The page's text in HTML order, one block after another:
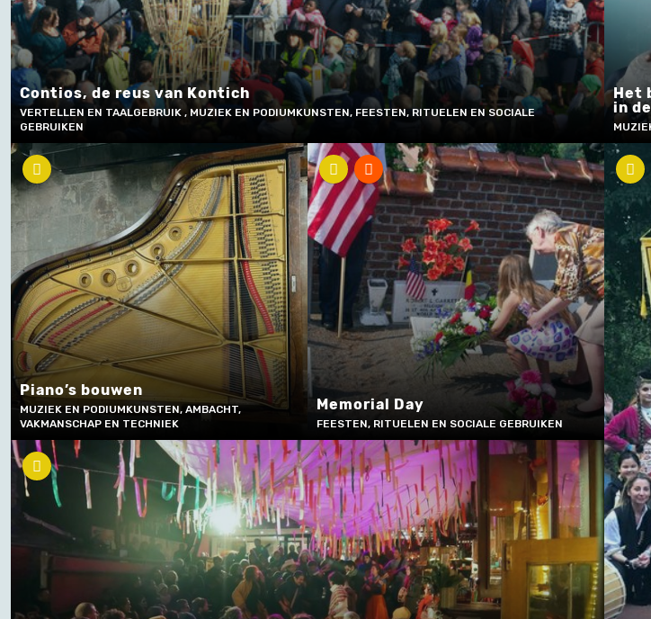
Contios, de reus van Kontich
VERTELLEN EN TAALGEBRUIK , MUZIEK EN PODIUMKUNSTEN, FEESTEN, RITUELEN EN SOCIALE
GEBRUIKEN
Het
in
Piano’s bouwen
MUZIEK EN PODIUMKUNSTEN, AMBACHT,
VAKMANSCHAP EN TECHNIEK
Memorial Day
FEESTEN, RITUELEN EN SOCIALE GEBRUIKEN